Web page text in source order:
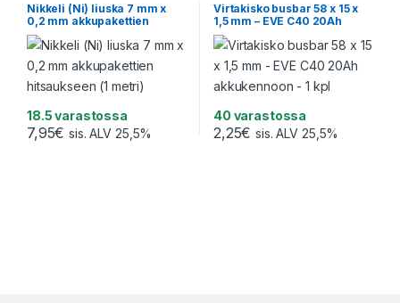
Nikkeli (Ni) liuska 7 mm x
0,2 mm akkupakettien
hitsaukseen (1 metri)
18.5 varastossa
7,95€ sis. ALV 25,5%
Virtakisko busbar 58 x 15 x
1,5 mm – EVE C40 20Ah
akkukennoon – 1 kpl
40 varastossa
2,25€ sis. ALV 25,5%